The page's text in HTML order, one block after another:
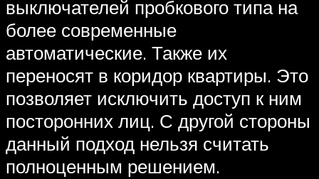
выключателей пробкового типа на
более современные
автоматические. Также их
переносят в коридор квартиры. Это
позволяет исключить доступ к ним
посторонних лиц. С другой стороны
данный подход нельзя считать
полноценным решением.